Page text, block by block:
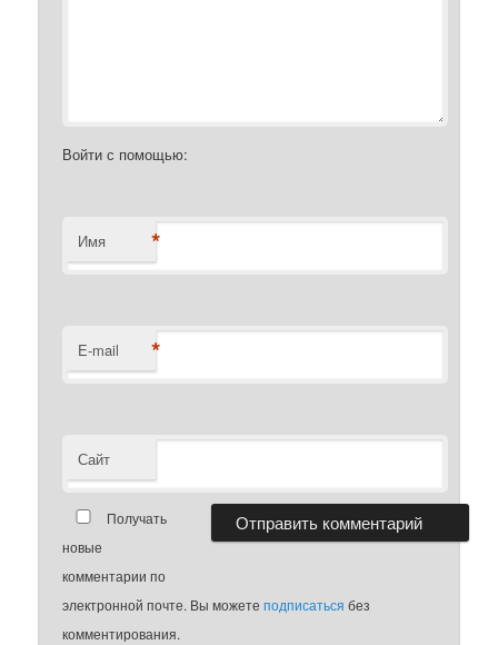
Войти с помощью:
Имя *
E-mail *
Сайт
Получать
новые
комментарии по
электронной почте. Вы можетеподписаться без
комментирования.